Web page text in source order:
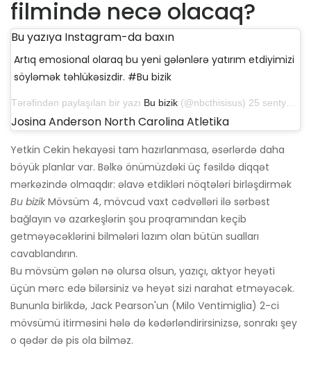
filmində necə olacaq?
Bu yazıya Instagram-da baxın
Artıq emosional olaraq bu yeni gələnlərə yatırım etdiyimizi
söyləmək təhlükəsizdir. #Bu bizik
Tərəfindən paylaşılan bir yazı Bu bizik (@nbcthisisus) 25 sentyabr 2019-cu il tarixində saat 11: 47-də PDT
Josina Anderson North Carolina Atletika
Yetkin Cekin hekayəsi tam hazırlanmasa, əsərlərdə daha
böyük planlar var. Bəlkə önümüzdəki üç fəsildə diqqət
mərkəzində olmaqdır: əlavə etdikləri nöqtələri birləşdirmək
Bu bizikMövsüm 4, mövcud vaxt cədvəlləri ilə sərbəst
bağlayın və azarkeşlərin şou proqramından keçib
getməyəcəklərini bilmələri lazım olan bütün sualları
cavablandırın.
Bu mövsüm gələn nə olursa olsun, yazıçı, aktyor heyəti
üçün mərc edə bilərsiniz və heyət sizi narahat etməyəcək.
Bununla birlikdə, Jack Pearson'un (Milo Ventimiglia) 2-ci
mövsümü itirməsini hələ də kədərləndirirsinizsə, sonrakı şey
o qədər də pis ola bilməz.